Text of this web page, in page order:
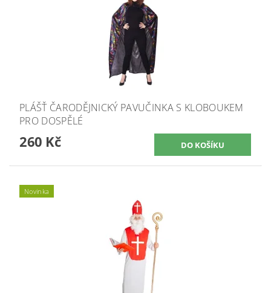
PLÁŠŤ ČARODĚJNICKÝ PAVUČINKA S KLOBOUKEM
PRO DOSPĚLÉ
260 Kč
Novinka